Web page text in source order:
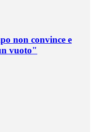
non convince e
vuoto"